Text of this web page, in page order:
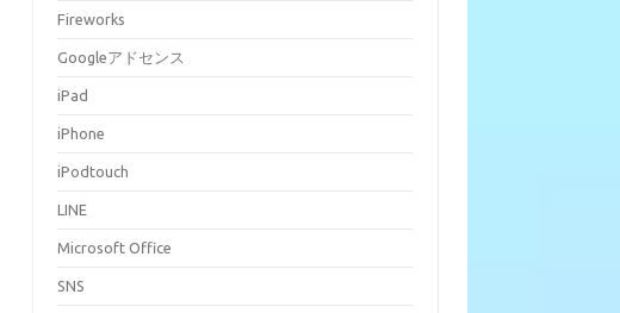
Fireworks
Googleアドセンス
iPad
iPhone
iPodtouch
LINE
Microsoft Office
SNS